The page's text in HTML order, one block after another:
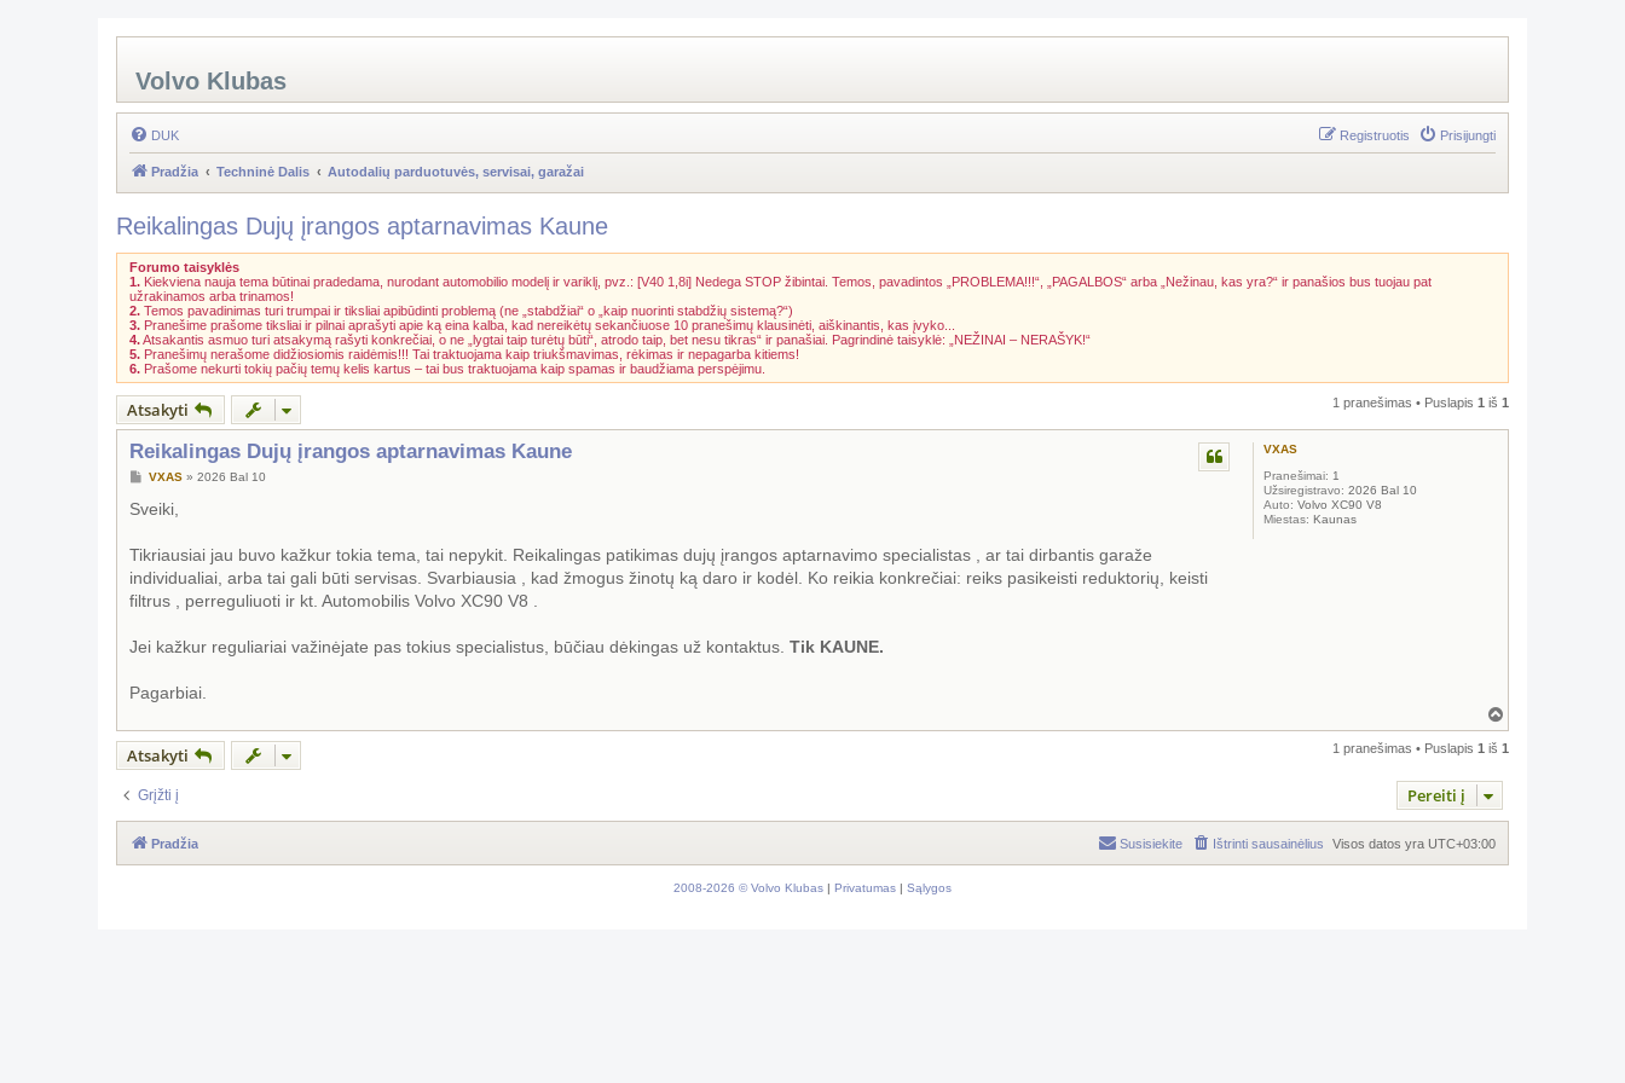
Volvo Klubas
DUK Prisijungti
Registruotis
Pradžia Techninė Dalis Autodalių parduotuvės, servisai, garažai
Reikalingas Dujų įrangos aptarnavimas Kaune
Forumo taisyklės
1. Kiekviena nauja tema būtinai pradedama, nurodant automobilio modelį ir variklį, pvz.: [V40 1,8i] Nedega STOP žibintai. Temos, pavadintos „PROBLEMA!!!“, „PAGALBOS“ arba „Nežinau, kas yra?“ ir panašios bus tuojau pat
užrakinamos arba trinamos!
2. Temos pavadinimas turi trumpai ir tiksliai apibūdinti problemą (ne „stabdžiai“ o „kaip nuorinti stabdžių sistemą?“)
3. Pranešime prašome tiksliai ir pilnai aprašyti apie ką eina kalba, kad nereikėtų sekančiuose 10 pranešimų klausinėti, aiškinantis, kas įvyko...
4.Atsakantis asmuo turi atsakymą rašyti konkrečiai, o ne „lygtai taip turėtų būti“, atrodo taip, bet nesu tikras“ ir panašiai. Pagrindinė taisyklė: „NEŽINAI – NERAŠYK!“
5. Pranešimų nerašome didžiosiomis raidėmis!!! Tai traktuojama kaip triukšmavimas, rėkimas ir nepagarba kitiems!
6. Prašome nekurti tokių pačių temų kelis kartus – tai bus traktuojama kaip spamas ir baudžiama perspėjimu.
Atsakyti 1 pranešimas • Puslapis 1 iš 1
VXAS
Pranešimai: 1
Užsiregistravo: 2026 Bal 10
Auto: Volvo XC90 V8
Miestas: Kaunas
Reikalingas Dujų įrangos aptarnavimas Kaune
S
a
n
a
r
t
n
VXAS» 2026 Bal 10
Sveiki,
Tikriausiai jau buvo kažkur tokia tema, tai nepykit. Reikalingas patikimas dujų įrangos aptarnavimo specialistas , ar tai dirbantis garaže
individualiai, arba tai gali būti servisas. Svarbiausia , kad žmogus žinotų ką daro ir kodėl. Ko reikia konkrečiai: reiks pasikeisti reduktorių, keisti
filtrus , perreguliuoti ir kt. Automobilis Volvo XC90 V8 .
Jei kažkur reguliariai važinėjate pas tokius specialistus, būčiau dėkingas už kontaktus. Tik KAUNE.
Pagarbiai.
v
i
Atsakyti 1 pranešimas • Puslapis 1 iš 1
Grįžti į Pereiti į
Pradžia Visos datos yra UTC+03:00
Ištrinti sausainėlius
Susisiekite
2008-2026 © Volvo Klubas | Privatumas | Sąlygos